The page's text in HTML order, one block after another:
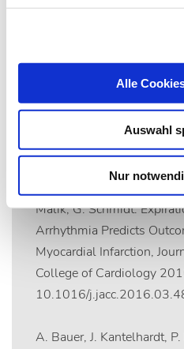
Alle
Auswahl
Nur
Werte eines Patienten oder
könne man schlussfolgern,
D. Sinnecker, M.
Barthel, K. Hnatkova, K.
Malik, G. Schmidt:
Arrhythmia Predicts
Myocardial Infarction,
College of Cardiology
10.1016/
A. Bauer, J. Kantelhardt,